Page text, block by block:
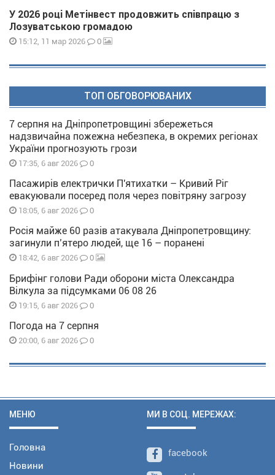
У 2026 році Метінвест продовжить співпрацю з
Лозуватською громадою
15:12, 11 мар 2026 0
ТОП ОБГОВОРЮВАНИХ
7 серпня на Дніпропетровщині збережеться
надзвичайна пожежна небезпека, в окремих регіонах
України прогнозують грози
17:35, 6 авг 2026 0
Пасажирів електрички П'ятихатки – Кривий Ріг
евакуювали посеред поля через повітряну загрозу
18:05, 6 авг 2026 0
Росія майже 60 разів атакувала Дніпропетровщину:
загинули п’ятеро людей, ще 16 – поранені
18:42, 6 авг 2026 0
Брифінг голови Ради оборони міста Олександра
Вілкула за підсумками 06 08 26
19:15, 6 авг 2026 0
Погода на 7 серпня
20:00, 6 авг 2026 0
МЕНЮ
Головна
Новини
МИ В СОЦ. МЕРЕЖАХ:
facebook